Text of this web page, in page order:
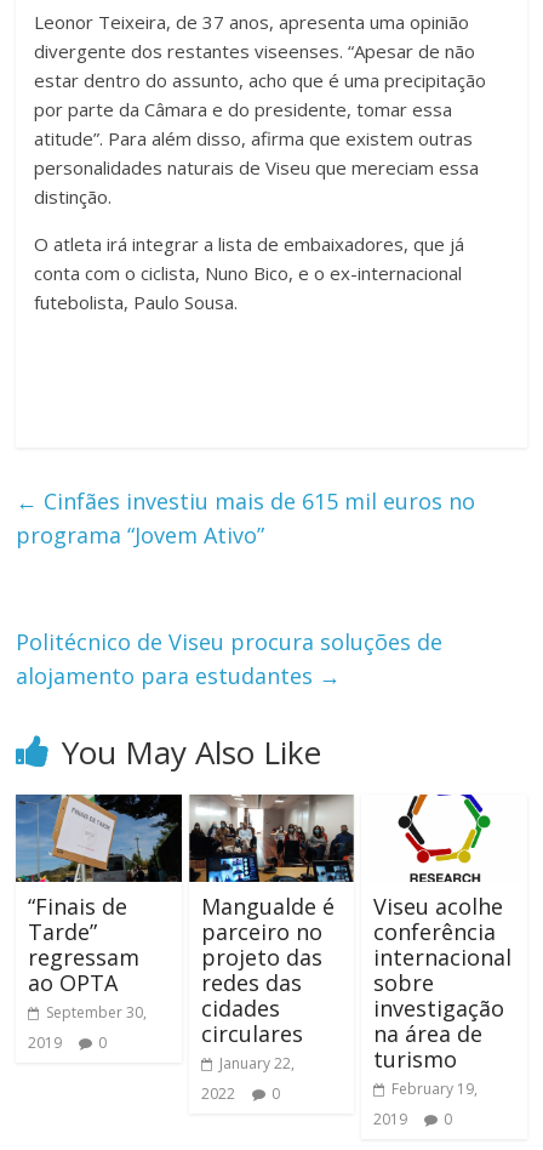
Leonor Teixeira, de 37 anos, apresenta uma opinião
divergente dos restantes viseenses. “Apesar de não
estar dentro do assunto, acho que é uma precipitação
por parte da Câmara e do presidente, tomar essa
atitude”. Para além disso, afirma que existem outras
personalidades naturais de Viseu que mereciam essa
distinção.
O atleta irá integrar a lista de embaixadores, que já
conta com o ciclista, Nuno Bico, e o ex-internacional
futebolista, Paulo Sousa.
← Cinfães investiu mais de 615 mil euros no
programa “Jovem Ativo”
Politécnico de Viseu procura soluções de
alojamento para estudantes →
You May Also Like
“Finais de
Tarde”
regressam
ao OPTA
September 30,
2019
0
Mangualde é
parceiro no
projeto das
redes das
cidades
circulares
January 22,
2022
0
Viseu acolhe
conferência
internacional
sobre
investigação
na área de
turismo
February 19,
2019
0